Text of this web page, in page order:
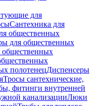
для
Сантехника для
общественных
для общественных
общественных
полотенецДиспенсеры
Тросы сантехнические,
фитинги внутренней
канализацииЛюки